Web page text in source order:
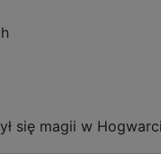
się magii w